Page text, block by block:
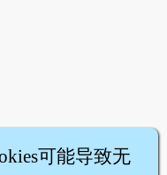
可能导致无